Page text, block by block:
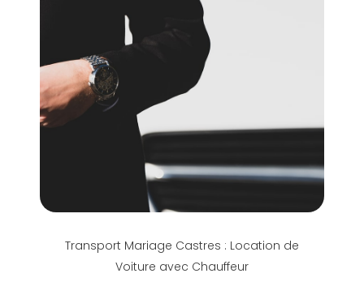
Transport Mariage Castres : Location de
Voiture avec Chauffeur